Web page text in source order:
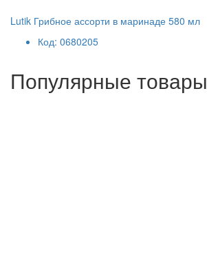
Lutik Грибное ассорти в маринаде 580 мл
Код: 0680205
Популярные товары